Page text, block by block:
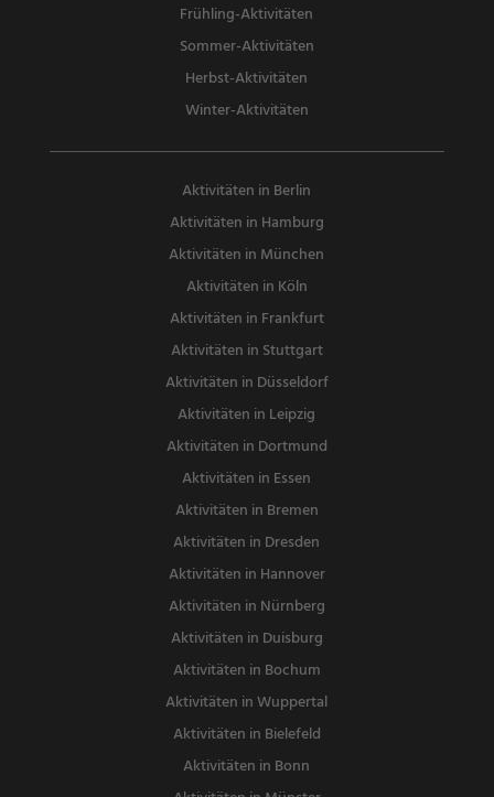
Frühling-Aktivitäten
Sommer-Aktivitäten
Herbst-Aktivitäten
Winter-Aktivitäten
Aktivitäten in Berlin
Aktivitäten in Hamburg
Aktivitäten in München
Aktivitäten in Köln
Aktivitäten in Frankfurt
Aktivitäten in Stuttgart
Aktivitäten in Düsseldorf
Aktivitäten in Leipzig
Aktivitäten in Dortmund
Aktivitäten in Essen
Aktivitäten in Bremen
Aktivitäten in Dresden
Aktivitäten in Hannover
Aktivitäten in Nürnberg
Aktivitäten in Duisburg
Aktivitäten in Bochum
Aktivitäten in Wuppertal
Aktivitäten in Bielefeld
Aktivitäten in Bonn